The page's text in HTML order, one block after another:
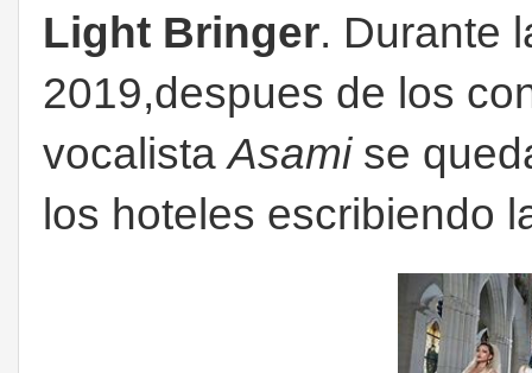
Light Bringer. Durante
2019,despues de los
vocalistaAsamise
los hoteles escribiendo